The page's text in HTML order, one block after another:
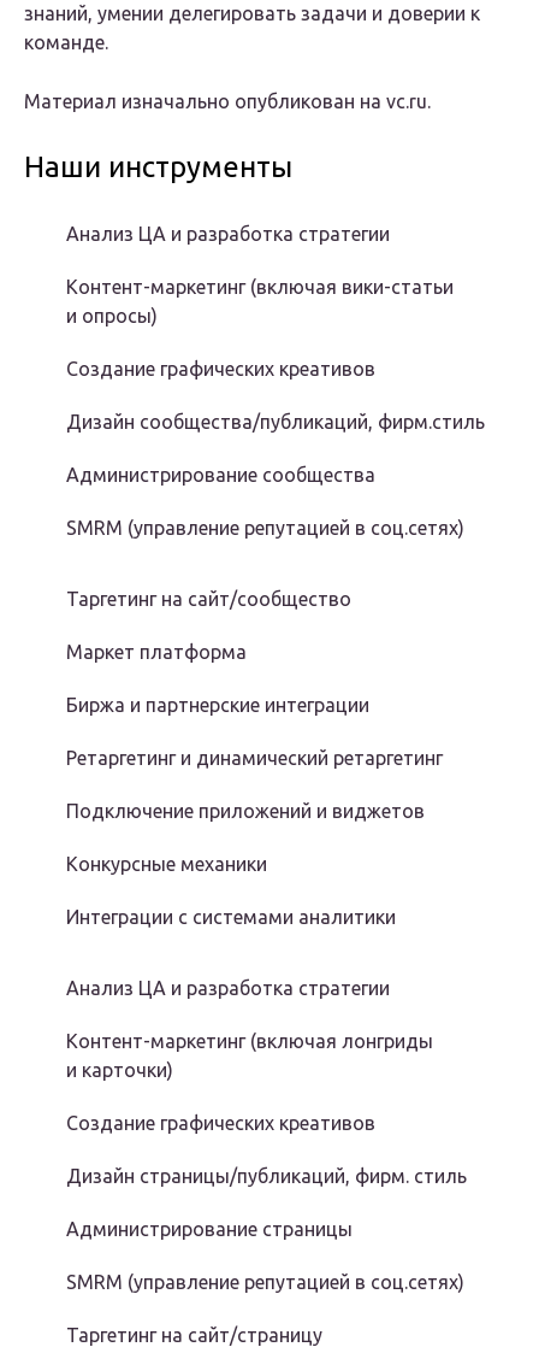
знаний, умении делегировать задачи и доверии к
команде.
Материал изначально опубликован на vc.ru.
Наши инструменты
Анализ ЦА и разработка стратегии
Контент-маркетинг (включая вики-статьи
и опросы)
Создание графических креативов
Дизайн сообщества/публикаций, фирм.стиль
Администрирование сообщества
SMRM (управление репутацией в соц.сетях)
Таргетинг на сайт/сообщество
Маркет платформа
Биржа и партнерские интеграции
Ретаргетинг и динамический ретаргетинг
Подключение приложений и виджетов
Конкурсные механики
Интеграции с системами аналитики
Анализ ЦА и разработка стратегии
Контент-маркетинг (включая лонгриды
и карточки)
Создание графических креативов
Дизайн страницы/публикаций, фирм. стиль
Администрирование страницы
SMRM (управление репутацией в соц.сетях)
Таргетинг на сайт/страницу